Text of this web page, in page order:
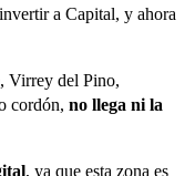
a Capital, y ahora
Virrey del Pino,
cordón, no llega ni la
, ya que esta zona es